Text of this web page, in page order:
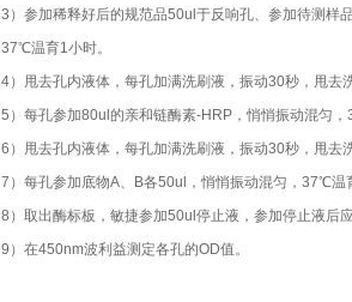
3）参加稀释好后的规范品50ul于反响孔、参加待测样
37℃温育1小时。
4）甩去孔内液体，每孔加满洗刷液，振动30秒，甩去
5）每孔参加80ul的亲和链酶素-HRP，悄悄振动混匀，
6）甩去孔内液体，每孔加满洗刷液，振动30秒，甩去
7）每孔参加底物A、B各50ul，悄悄振动混匀，37℃温
8）取出酶标板，敏捷参加50ul停止液，参加停止液后
9）在450nm波利益测定各孔的OD值。